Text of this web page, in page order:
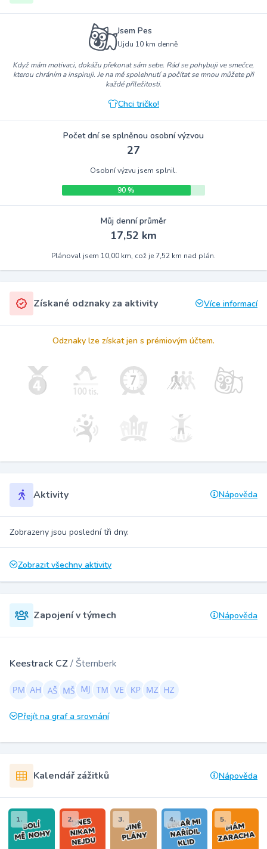
Jsem Pes
Ujdu 10 km denně
Když mám motivaci, dokážu překonat sám sebe. Rád se pohybuji ve smečce,
kterou chráním a inspiruji. Je na mě spolehnutí a počítat se mnou můžete při
každé příležitosti.
Chci tričko!
Počet dní se splněnou osobní výzvou
27
Osobní výzvu jsem splnil.
90 %
Můj denní průměr
17,52 km
Plánoval jsem 10,00 km, což je 7,52 km nad plán.
Získané odznaky za aktivity Více informací
Odznaky lze získat jen s prémiovým účtem.
Aktivity Nápověda
Zobrazeny jsou poslední tři dny.
Zobrazit všechny aktivity
Zapojení v týmech Nápověda
Keestrack CZ/ Šternberk
Přejít na graf a srovnání
Kalendář zážitků Nápověda
1. 2. 3. 4. 5.